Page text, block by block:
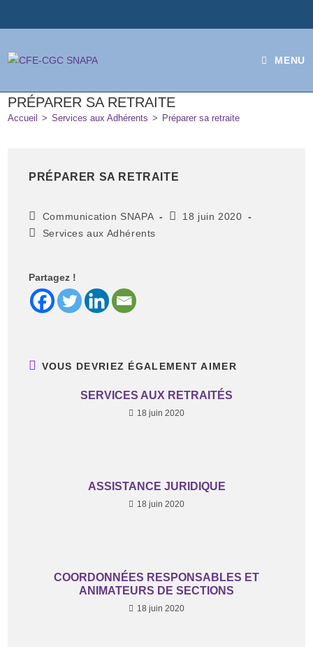
MENU
PRÉPARER SA RETRAITE
Accueil > Services aux Adhérents > Préparer sa retraite
PRÉPARER SA RETRAITE
Communication SNAPA
18 juin 2020
Services aux Adhérents
Partagez !
VOUS DEVRIEZ ÉGALEMENT AIMER
SERVICES AUX RETRAITÉS
18 juin 2020
ASSISTANCE JURIDIQUE
18 juin 2020
COORDONNÉES RESPONSABLES ET
ANIMATEURS DE SECTIONS
18 juin 2020